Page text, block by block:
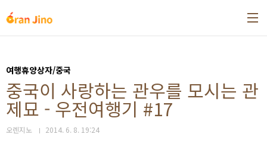
여행휴양상자/중국
중국이 사랑하는 관우를 모시는 관
제묘 - 우전여행기 #17
오렌지노 2014. 6. 8. 19:24